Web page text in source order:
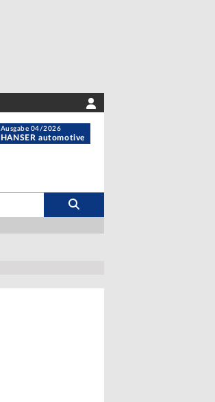
Ausgabe 04/2026
HANSER automotive